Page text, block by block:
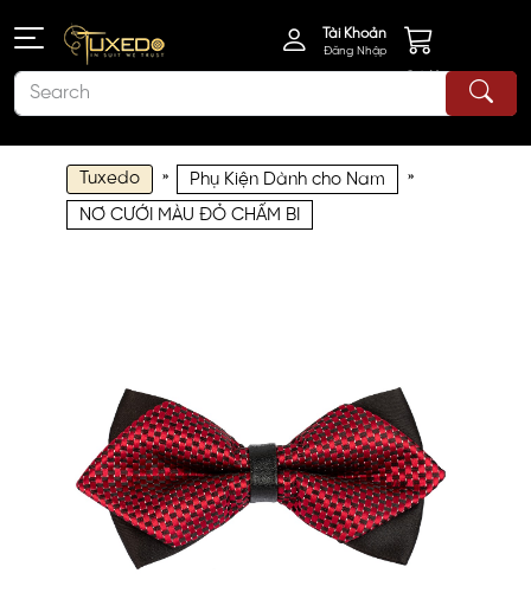
Tài Khoản
Đăng Nhập
Giỏ Hàng
Tuxedo » Phụ Kiện Dành cho Nam »
NƠ CƯỚI MÀU ĐỎ CHẤM BI